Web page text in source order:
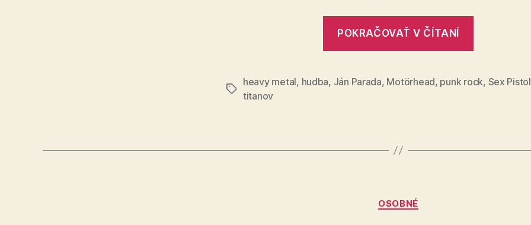
POKRAČOVAŤ V ČÍTANÍ
Značky
heavy metal, hudba, Ján Parada, Motörhead, punk rock, Sex
titanov
Kategórie
OSOBNÉ